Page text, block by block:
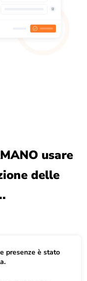
usare
delle
presenze è stato